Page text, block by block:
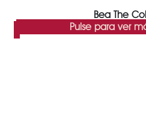
Bea The
Pulse para ver